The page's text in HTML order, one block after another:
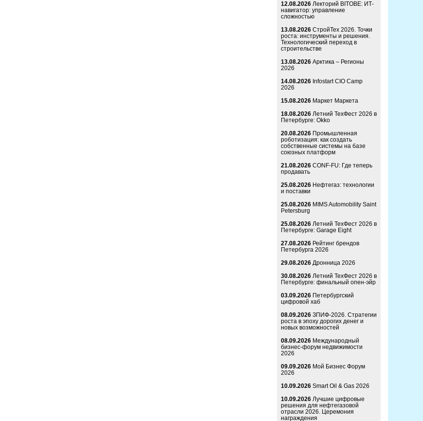
12.08.2026 Лекторий BITOBE: ИТ-
навигатор: управление
сложностью
13.08.2026 СтройТех 2026. Точки
роста: инструменты и решения.
Технологический переход в
строительстве
13.08.2026 Арктика – Регионы
2026
14.08.2026 Infostart CIO Camp
2026
15.08.2026 Маркет Маркета
18.08.2026 Летний ТехФест 2026 в
Петербурге: Okko
20.08.2026 Промышленная
роботизация: как создать
собственные системы на базе
союзных платформ
21.08.2026 CONF-FU: Где теперь
продавать
25.08.2026 Нефтегаз: технологии
и поставки
25.08.2026 MIMS Automobility Saint
Petersburg
25.08.2026 Летний ТехФест 2026 в
Петербурге: Garage Eight
27.08.2026 Рейтинг брендов
Петербурга 2026
29.08.2026 Дронница 2026
30.08.2026 Летний ТехФест 2026 в
Петербурге: финальный опен-эйр
03.09.2026 Петербургский
цифровой хаб
08.09.2026 ЗПИФ-2026. Стратегии
роста в эпоху дорогих денег и
новых возможностей
08.09.2026 Международный
бизнес-форум недвижимости
2026
09.09.2026 Мой Бизнес Форум
2026
10.09.2026 Smart Oil & Gas 2026
10.09.2026 Лучшие цифровые
решения для нефтегазовой
отрасли 2026. Церемония
награждения